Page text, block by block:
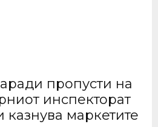
пропусти на
инспекторат
маркетите